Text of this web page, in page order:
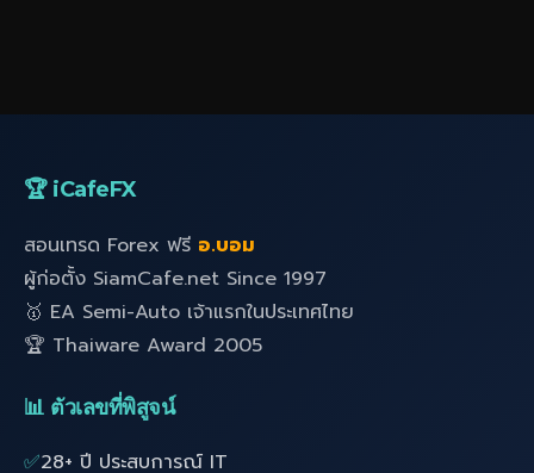
🏆 iCafeFX
สอนเทรด Forex ฟรี อ.บอม
ผู้ก่อตั้ง SiamCafe.net Since 1997
🥇 EA Semi-Auto เจ้าแรกในประเทศไทย
🏆 Thaiware Award 2005
📊 ตัวเลขที่พิสูจน์
✅28+ ปี ประสบการณ์ IT